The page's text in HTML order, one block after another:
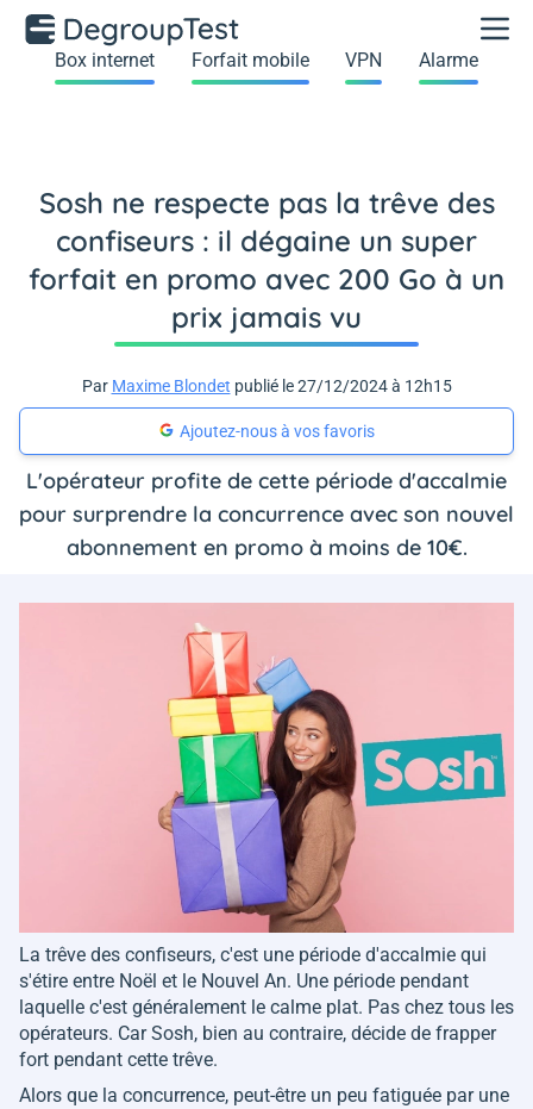
Box internet Forfait mobile VPN Alarme
Sosh ne respecte pas la trêve des
confiseurs : il dégaine un super
forfait en promo avec 200 Go à un
prix jamais vu
Par Maxime Blondet publié le 27/12/2024 à 12h15
Ajoutez-nous à vos favoris
L'opérateur profite de cette période d'accalmie
pour surprendre la concurrence avec son nouvel
abonnement en promo à moins de 10€.
La trêve des confiseurs, c'est une période d'accalmie qui
s'étire entre Noël et le Nouvel An. Une période pendant
laquelle c'est généralement le calme plat. Pas chez tous les
opérateurs. Car Sosh, bien au contraire, décide de frapper
fort pendant cette trêve.
Alors que la concurrence, peut-être un peu fatiguée par une